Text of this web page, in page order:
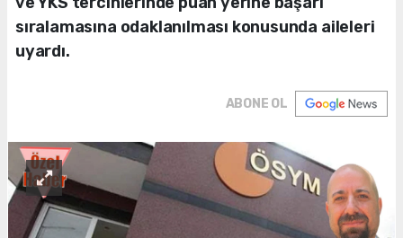
sıralamasına odaklanılması konusunda aileleri
uyardı.
ABONE OL